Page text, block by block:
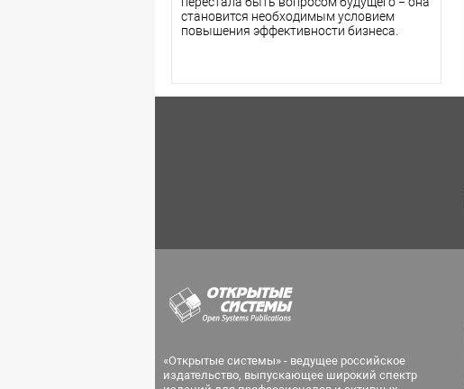
становится необходимым условием
повышения эффективности бизнеса.
«Открытые системы» - ведущее российское
издательство, выпускающее широкий спектр